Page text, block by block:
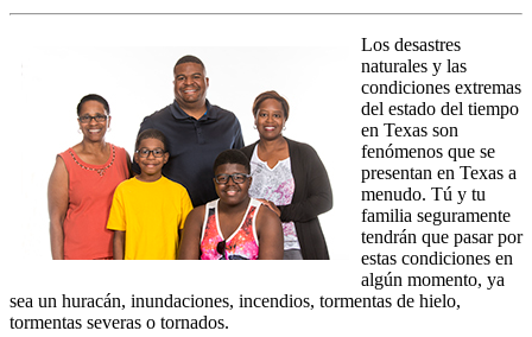
Los desastres
naturales y las
condiciones extremas
del estado del tiempo
en Texas son
fenómenos que se
presentan en Texas a
menudo. Tú y tu
familia seguramente
tendrán que pasar por
estas condiciones en
algún momento, ya
sea un huracán, inundaciones, incendios, tormentas de hielo,
tormentas severas o tornados.